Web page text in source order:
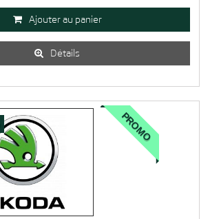
 Ajouter au panier
 Détails
PROMO